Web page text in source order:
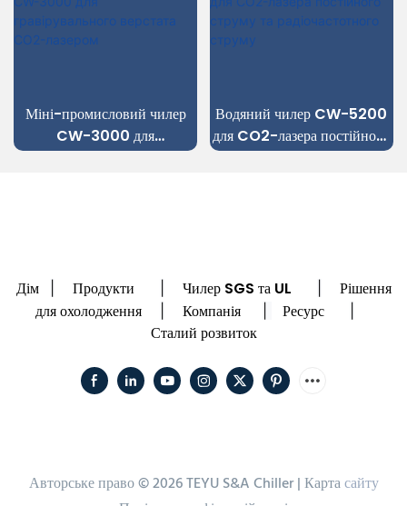
Міні-промисловий чилер
CW-3000 для
гравірувального верстата
Водяний чилер CW-5200
для CO2-лазера постійного
струму та радіочастотного
Дім Продукти Чилер SGS та UL
Рішення
для охолодження
Компанія Ресурс
Сталий розвиток
Авторське право © 2026 TEYU S&A Chiller |Картасайту